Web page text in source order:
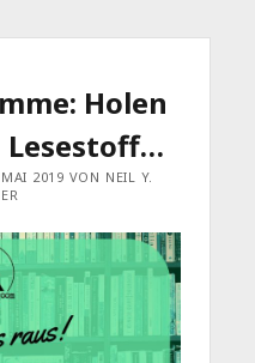
Holen
Lesestoff…
2019 VON NEIL Y.